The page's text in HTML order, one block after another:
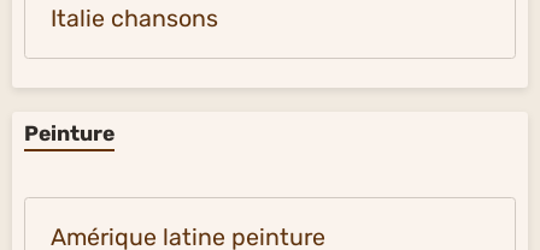
Italie chansons
Peinture
Amérique latine peinture